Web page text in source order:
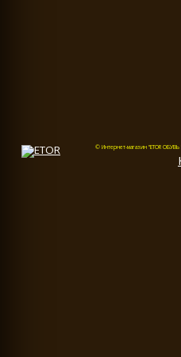
© Интернет-магазин "ETOR